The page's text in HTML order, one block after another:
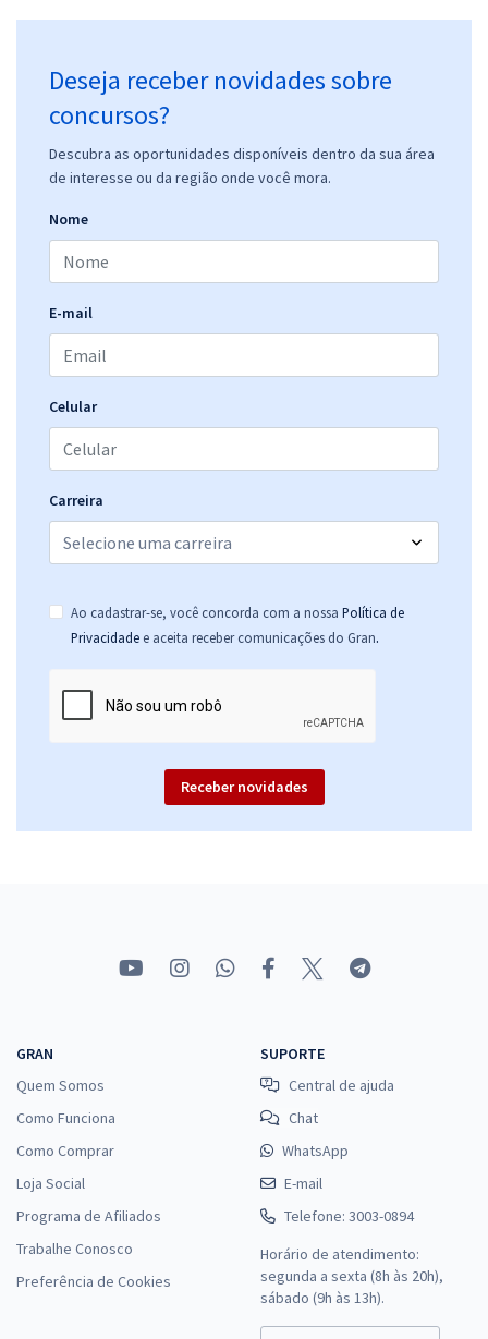
Deseja receber novidades sobre
concursos?
Descubra as oportunidades disponíveis dentro da sua área
de interesse ou da região onde você mora.
Nome
E-mail
Celular
Carreira
Ao cadastrar-se, você concorda com a nossa Política de
Privacidade e aceita receber comunicações do Gran.
Receber novidades
GRAN
Quem Somos
Como Funciona
Como Comprar
Loja Social
Programa de Afiliados
Trabalhe Conosco
Preferência de Cookies
SUPORTE
Central de ajuda
Chat
WhatsApp
E-mail
Telefone: 3003-0894
Horário de atendimento:
segunda a sexta (8h às 20h),
sábado (9h às 13h).